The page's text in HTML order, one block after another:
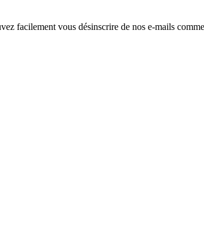
facilement vous désinscrire de nos e-mails